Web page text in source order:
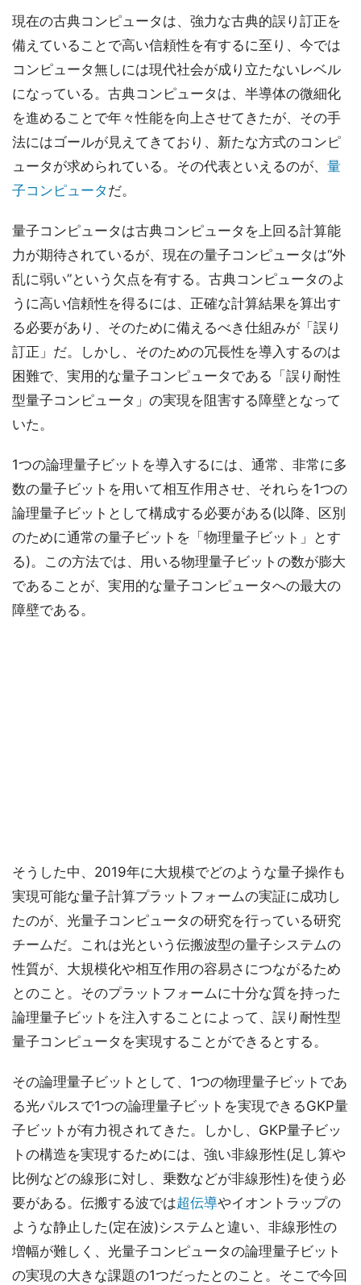
現在の古典コンピュータは、強力な古典的誤り訂正を
備えていることで高い信頼性を有するに至り、今では
コンピュータ無しには現代社会が成り立たないレベル
になっている。古典コンピュータは、半導体の微細化
を進めることで年々性能を向上させてきたが、その手
法にはゴールが見えてきており、新たな方式のコンピ
ュータが求められている。その代表といえるのが、 量
子コンピュータ だ。
量子コンピュータは古典コンピュータを上回る計算能
力が期待されているが、現在の量子コンピュータは“外
乱に弱い”という欠点を有する。古典コンピュータのよ
うに高い信頼性を得るには、正確な計算結果を算出す
る必要があり、そのために備えるべき仕組みが「誤り
訂正」だ。しかし、そのための冗長性を導入するのは
困難で、実用的な量子コンピュータである「誤り耐性
型量子コンピュータ」の実現を阻害する障壁となって
いた。
1つの論理量子ビットを導入するには、通常、非常に多
数の量子ビットを用いて相互作用させ、それらを1つの
論理量子ビットとして構成する必要がある(以降、区別
のために通常の量子ビットを「物理量子ビット」とす
る)。この方法では、用いる物理量子ビットの数が膨大
であることが、実用的な量子コンピュータへの最大の
障壁である。
そうした中、2019年に大規模でどのような量子操作も
実現可能な量子計算プラットフォームの実証に成功し
たのが、光量子コンピュータの研究を行っている研究
チームだ。これは光という伝搬波型の量子システムの
性質が、大規模化や相互作用の容易さにつながるため
とのこと。そのプラットフォームに十分な質を持った
論理量子ビットを注入することによって、誤り耐性型
量子コンピュータを実現することができるとする。
その論理量子ビットとして、1つの物理量子ビットであ
る光パルスで1つの論理量子ビットを実現できるGKP量
子ビットが有力視されてきた。しかし、GKP量子ビッ
トの構造を実現するためには、強い非線形性(足し算や
比例などの線形に対し、乗数などが非線形性)を使う必
要がある。伝搬する波では超伝導やイオントラップの
ような静止した(定在波)システムと違い、非線形性の
増幅が難しく、光量子コンピュータの論理量子ビット
の実現の大きな課題の1つだったとのこと。そこで今回